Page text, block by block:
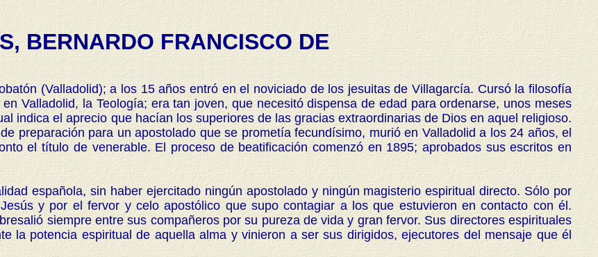
BERNARDO FRANCISCO DE
(Valladolid); a los 15 años entró en el noviciado de los jesuitas de Villagarcía. Cursó la filosofía
Valladolid, la Teología; era tan joven, que necesitó dispensa de edad para ordenarse, unos meses
indica el aprecio que hacían los superiores de las gracias extraordinarias de Dios en aquel religioso.
preparación para un apostolado que se prometía fecundísimo, murió en Valladolid a los 24 años, el
el título de venerable. El proceso de beatificación comenzó en 1895; aprobados sus escritos en
española, sin haber ejercitado ningún apostolado y ningún magisterio espiritual directo. Sólo por
y por el fervor y celo apostólico que supo contagiar a los que estuvieron en contacto con él.
siempre entre sus compañeros por su pureza de vida y gran fervor. Sus directores espirituales
la potencia espiritual de aquella alma y vinieron a ser sus dirigidos, ejecutores del mensaje que él